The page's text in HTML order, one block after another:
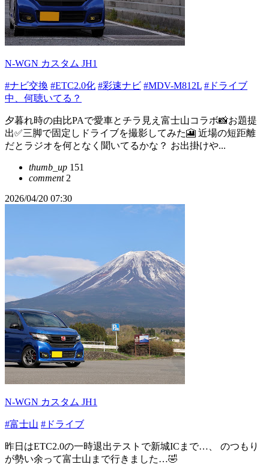
N-WGN カスタム JH1
#ナビ交換 #ETC2.0化 #彩速ナビ #MDV-M812L #ドライブ
中、何聴いてる？
夕暮れ時の由比PAで愛車とチラ見え富士山コラボ📸お題提
出✅三脚で固定しドライブを撮影してみた🎦 近場の短距離
だとラジオを何となく聞いてるかな？ お出掛けや...
thumb_up 151
comment2
2026/04/20 07:30
N-WGN カスタム JH1
#富士山 #ドライブ
昨日はETC2.0の一時退出テストで新城ICまで…、 のつもり
が勢い余って富士山まで行きました…🤣